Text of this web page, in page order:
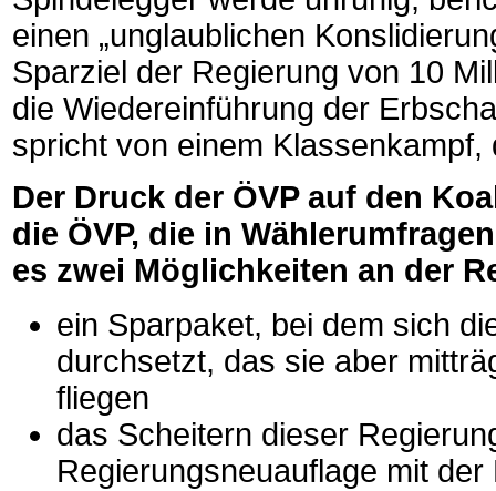
einen „unglaublichen
Sparziel der Regierung von 10
die Wiedereinführung der
spricht von einem
Der Druck der ÖVP auf den
die ÖVP, die in
es zwei Möglichkeiten an der
ein Sparpaket, bei dem sich
durchsetzt, das sie aber
fliegen
das Scheitern dieser
Regierungsneuauflage mit